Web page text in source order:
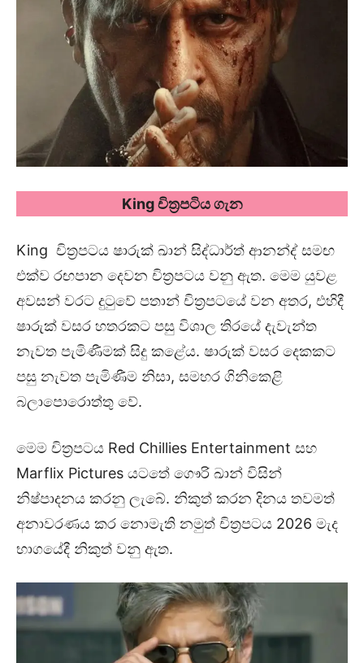
Kingචිත්‍රපටිය ගැන
King චිත්‍රපටය ෂාරුක් ඛාන් සිද්ධාර්ත් ආනන්ද් සමඟ
එක්ව රඟපාන දෙවන චිත්‍රපටය වනු ඇත. මෙම යුවළ
අවසන් වරට දුටුවේ පතාන් චිත්‍රපටයේ වන අතර, එහිදී
ෂාරුක් වසර හතරකට පසු විශාල තිරයේ දැවැන්ත
නැවත පැමිණීමක් සිදු කළේය. ෂාරුක් වසර දෙකකට
පසු නැවත පැමිණීම නිසා, සමහර ගිනිකෙළි
බලාපොරොත්තු වේ.
මෙම චිත්‍රපටය Red Chillies Entertainment සහ
Marflix Pictures යටතේ ගෞරි ඛාන් විසින්
නිෂ්පාදනය කරනු ලැබේ. නිකුත් කරන දිනය තවමත්
අනාවරණය කර නොමැති නමුත් චිත්‍රපටය 2026 මැද
භාගයේදී නිකුත් වනු ඇත.